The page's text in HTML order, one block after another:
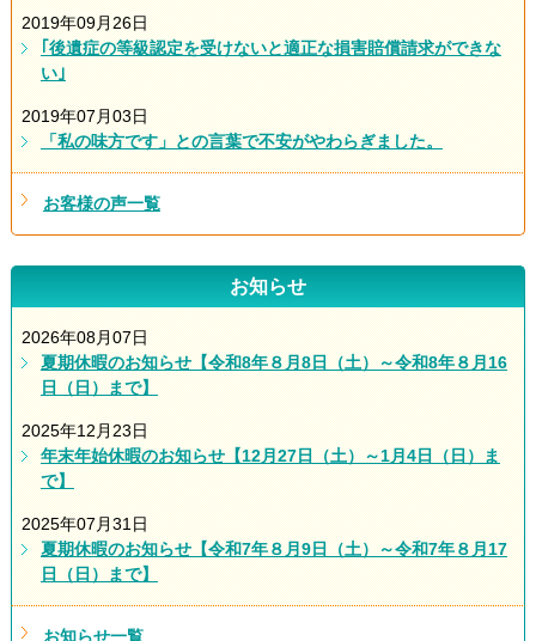
2019年09月26日
｢後遺症の等級認定を受けないと適正な損害賠償請求ができな
い｣
2019年07月03日
「私の味方です」との言葉で不安がやわらぎました。
お客様の声一覧
お知らせ
2026年08月07日
夏期休暇のお知らせ【令和8年８月8日（土）～令和8年８月16
日（日）まで】
2025年12月23日
年末年始休暇のお知らせ【12月27日（土）～1月4日（日）ま
で】
2025年07月31日
夏期休暇のお知らせ【令和7年８月9日（土）～令和7年８月17
日（日）まで】
お知らせ一覧